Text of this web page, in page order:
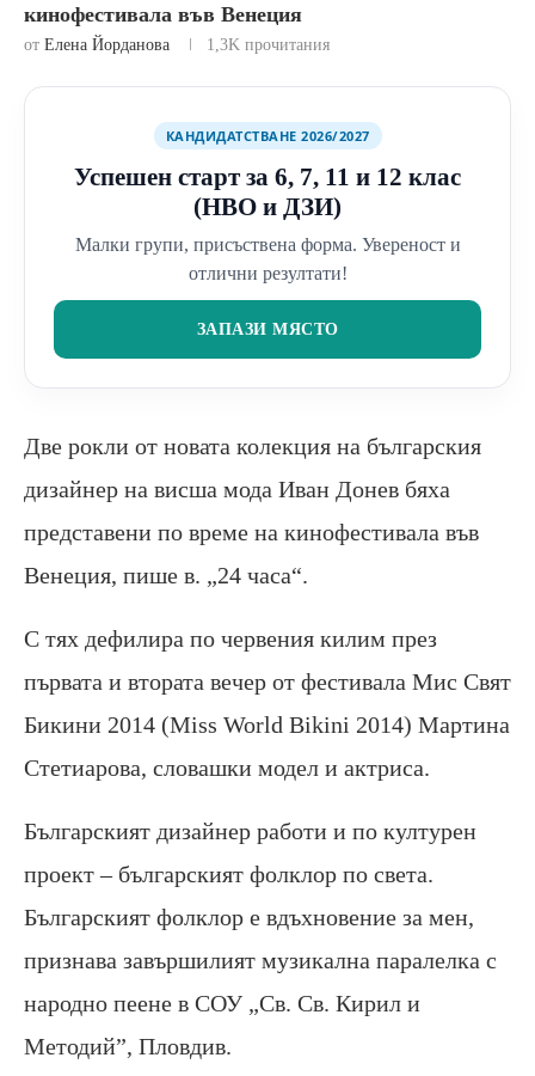
кинофестивала във Венеция
от Елена Йорданова 1,3K прочитания
КАНДИДАТСТВАНЕ 2026/2027
Успешен старт за 6, 7, 11 и 12 клас
(НВО и ДЗИ)
Малки групи, присъствена форма. Увереност и
отлични резултати!
ЗАПАЗИ МЯСТО
Две рокли от новата колекция на българския
дизайнер на висша мода Иван Донев бяха
представени по време на кинофестивала във
Венеция, пише в. „24 часа“.
С тях дефилира по червения килим през
първата и втората вечер от фестивала Мис Свят
Бикини 2014 (Miss World Bikini 2014) Мартина
Стетиарова, словашки модел и актриса.
Българският дизайнер работи и по културен
проект – българският фолклор по света.
Българският фолклор е вдъхновение за мен,
признава завършилият музикална паралелка с
народно пеене в СОУ „Св. Св. Кирил и
Методий”, Пловдив.